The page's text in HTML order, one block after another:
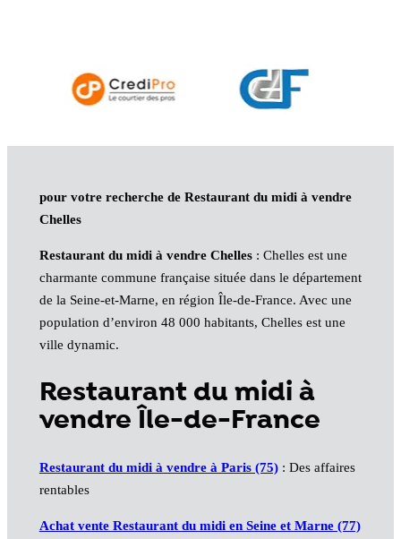
pour votre recherche de Restaurant du midi à vendre
Chelles
Restaurant du midi à vendre Chelles: Chelles est une
charmante commune française située dans le département
de la Seine-et-Marne, en région Île-de-France. Avec une
population d’environ 48 000 habitants, Chelles est une
ville dynamic.
Restaurant du midi à
vendre Île-de-France
Restaurant du midi à vendre à Paris (75): Des affaires
rentables
Achat vente Restaurant du midi en Seine et Marne (77)